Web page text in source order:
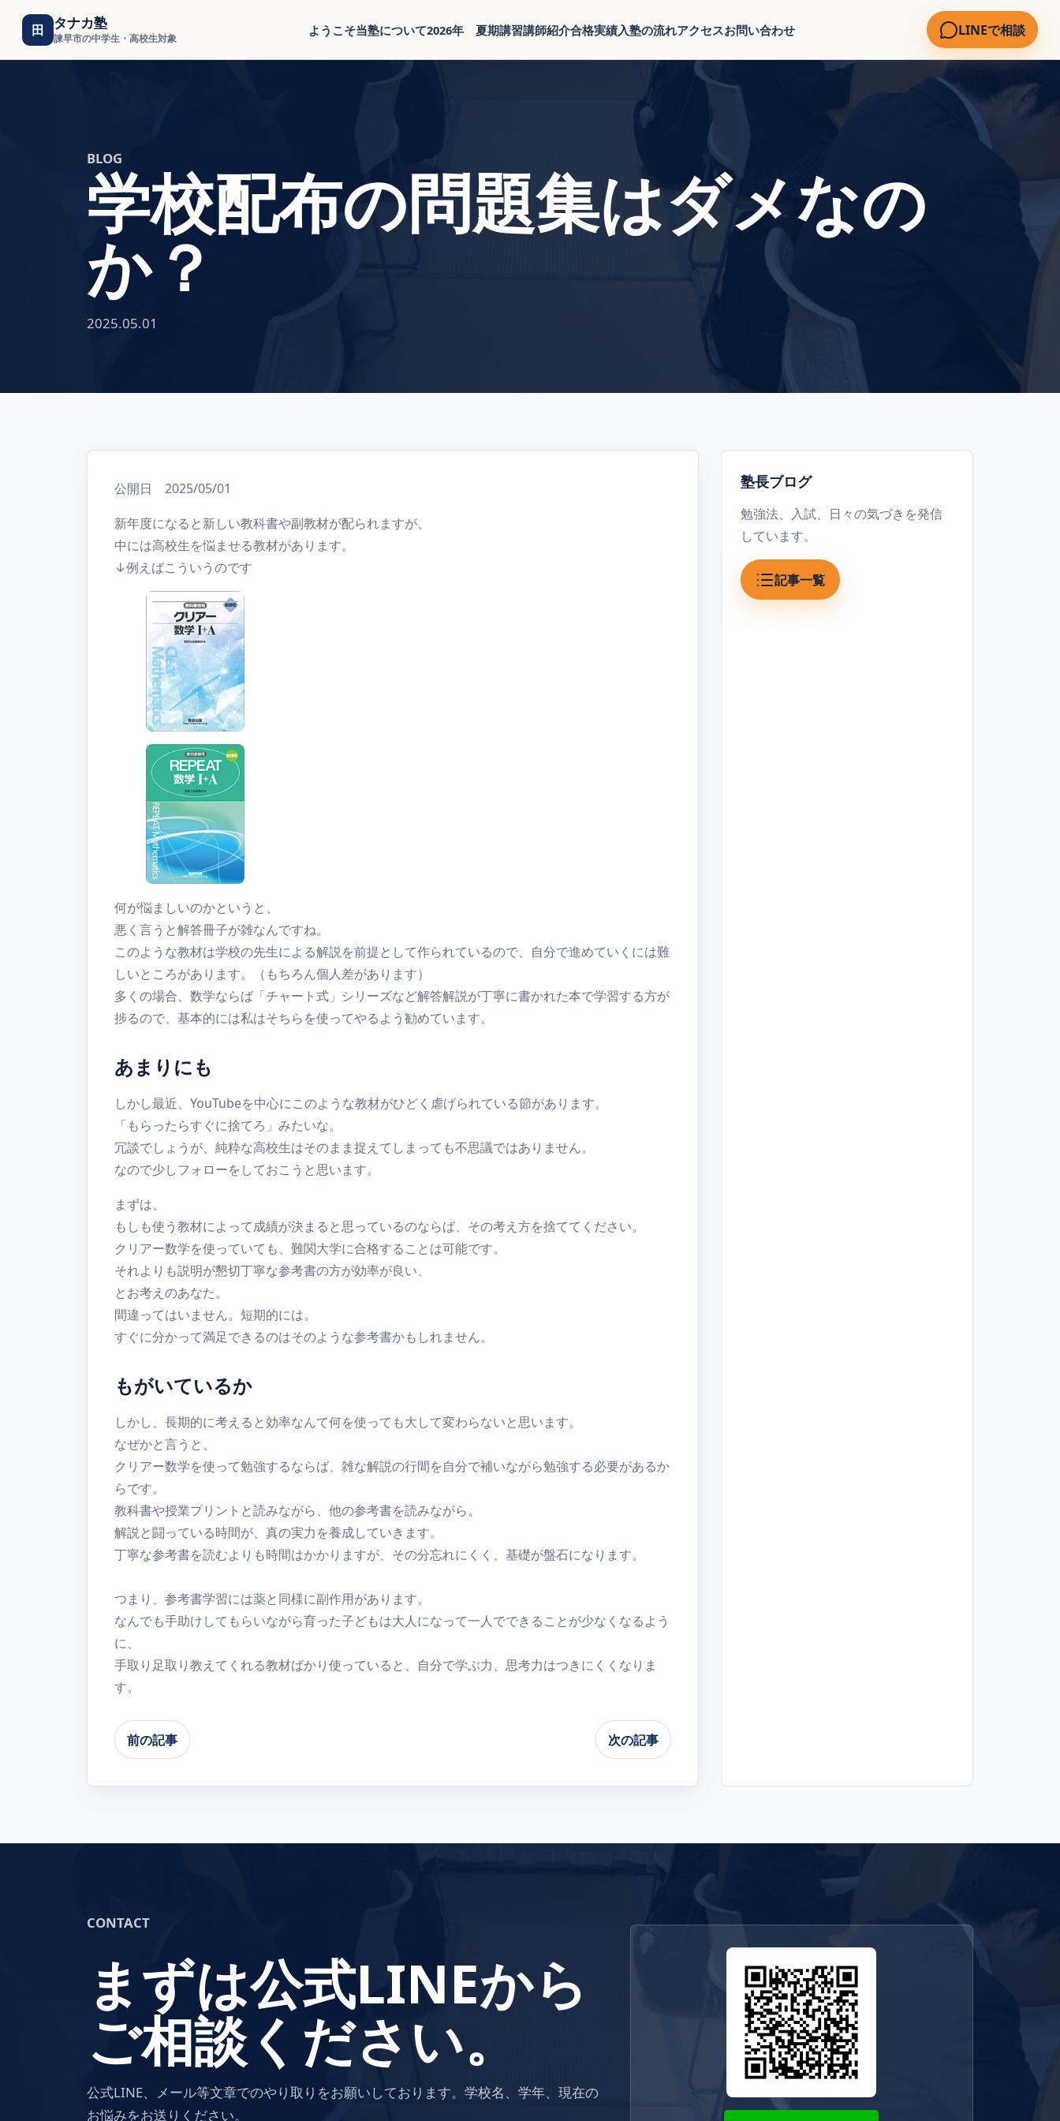
田 タナカ塾
諫早市の中学生・高校生対象
ようこそ当塾について2026年 夏期講習講師紹介合格実績入塾の流れアクセスお問い合わせ LINEで相談
BLOG
学校配布の問題集はダメなの
か？
2025.05.01
公開日 2025/05/01
新年度になると新しい教科書や副教材が配られますが、
中には高校生を悩ませる教材があります。
↓例えばこういうのです
何が悩ましいのかというと、
悪く言うと解答冊子が雑なんですね。
このような教材は学校の先生による解説を前提として作られているので、自分で進めていくには難
しいところがあります。（もちろん個人差があります）
多くの場合、数学ならば「チャート式」シリーズなど解答解説が丁寧に書かれた本で学習する方が
捗るので、基本的には私はそちらを使ってやるよう勧めています。
あまりにも
しかし最近、YouTubeを中心にこのような教材がひどく虐げられている節があります。
「もらったらすぐに捨てろ」みたいな。
冗談でしょうが、純粋な高校生はそのまま捉えてしまっても不思議ではありません。
なので少しフォローをしておこうと思います。
まずは、
もしも使う教材によって成績が決まると思っているのならば、その考え方を捨ててください。
クリアー数学を使っていても、難関大学に合格することは可能です。
それよりも説明が懇切丁寧な参考書の方が効率が良い、
とお考えのあなた。
間違ってはいません。短期的には。
すぐに分かって満足できるのはそのような参考書かもしれません。
もがいているか
しかし、長期的に考えると効率なんて何を使っても大して変わらないと思います。
なぜかと言うと、
クリアー数学を使って勉強するならば、雑な解説の行間を自分で補いながら勉強する必要があるか
らです。
教科書や授業プリントと読みながら、他の参考書を読みながら。
解説と闘っている時間が、真の実力を養成していきます。
丁寧な参考書を読むよりも時間はかかりますが、その分忘れにくく、基礎が盤石になります。
つまり、参考書学習には薬と同様に副作用があります。
なんでも手助けしてもらいながら育った子どもは大人になって一人でできることが少なくなるよう
に、
手取り足取り教えてくれる教材ばかり使っていると、自分で学ぶ力、思考力はつきにくくなりま
す。
前の記事 次の記事
塾長ブログ
勉強法、入試、日々の気づきを発信
しています。
記事一覧
CONTACT
まずは公式LINEから
ご相談ください。
公式LINE、メール等文章でのやり取りをお願いしております。学校名、学年、現在の
お悩みをお送りください。